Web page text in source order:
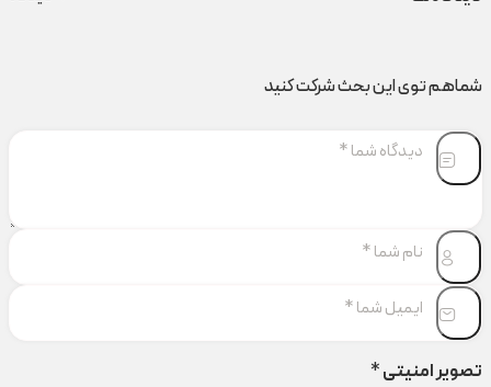
شماهم توی این بحث شرکت کنید
تصویر امنیتی*